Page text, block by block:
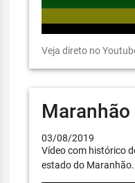
Veja direto no
03/08/2019
Vídeo com histórico
estado do Maranhão.